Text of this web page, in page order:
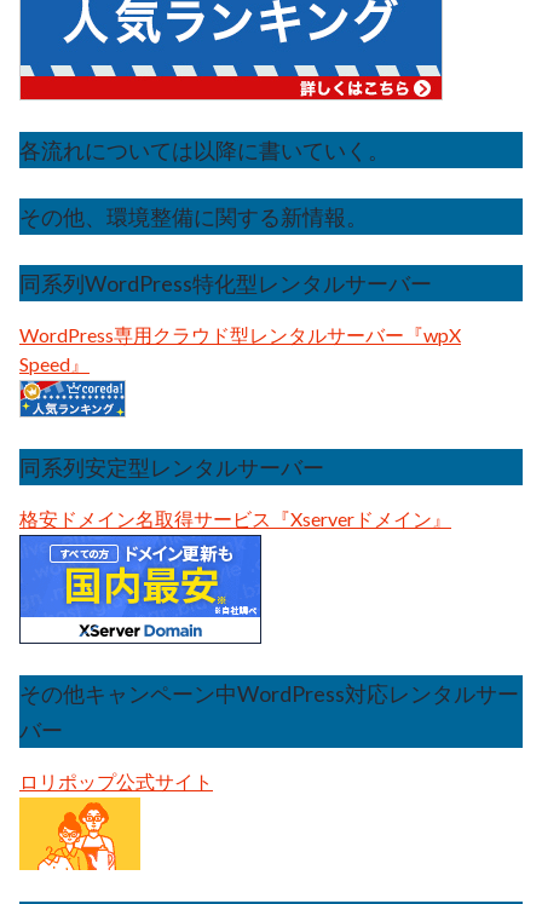
各流れについては以降に書いていく。
その他、環境整備に関する新情報。
同系列WordPress特化型レンタルサーバー
WordPress専用クラウド型レンタルサーバー『wpX
Speed』
同系列安定型レンタルサーバー
格安ドメイン名取得サービス『Xserverドメイン』
その他キャンペーン中WordPress対応レンタルサー
バー
ロリポップ公式サイト